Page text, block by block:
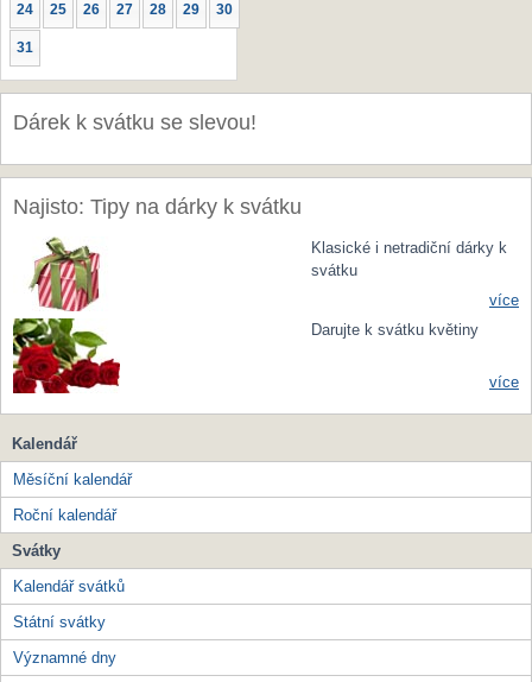
24 25 26 27 28 29 30
31
Dárek k svátku se slevou!
Najisto: Tipy na dárky k svátku
Klasické i netradiční dárky k
svátku
více
Darujte k svátku květiny
více
Kalendář
Měsíční kalendář
Roční kalendář
Svátky
Kalendář svátků
Státní svátky
Významné dny